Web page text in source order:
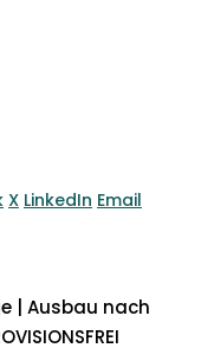
X LinkedIn Email
| Ausbau nach